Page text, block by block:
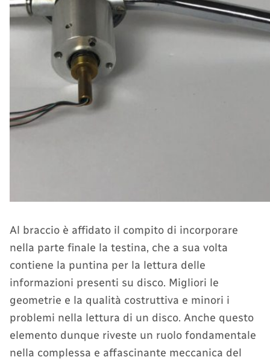
Al braccio è affidato il compito di incorporare
nella parte finale la testina, che a sua volta
contiene la puntina per la lettura delle
informazioni presenti su disco. Migliori le
geometrie e la qualità costruttiva e minori i
problemi nella lettura di un disco. Anche questo
elemento dunque riveste un ruolo fondamentale
nella complessa e affascinante meccanica del